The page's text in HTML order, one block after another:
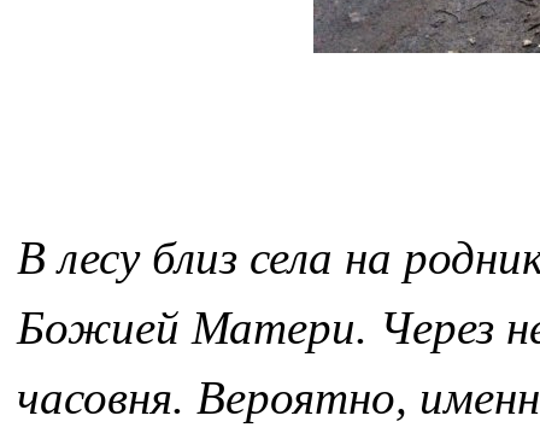
В лесу близ села на
Божией Матери. Через
часовня. Вероятно,